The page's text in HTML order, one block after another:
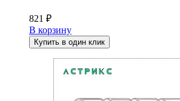
821 ₽
В корзину
Купить в один клик